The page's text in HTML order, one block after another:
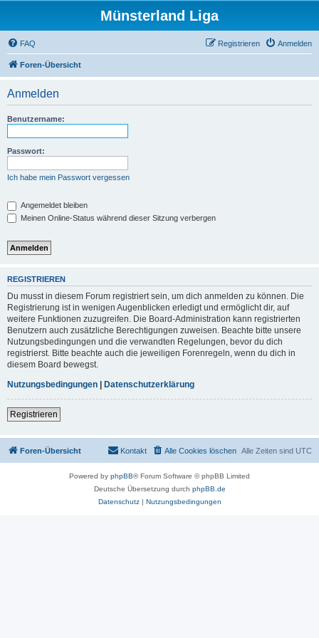
Münsterland Liga
FAQ Anmelden
Registrieren
Foren-Übersicht
Anmelden
Benutzername:
Passwort:
Ich habe mein Passwort vergessen
Angemeldet bleiben
Meinen Online-Status während dieser Sitzung verbergen
REGISTRIEREN
Du musst in diesem Forum registriert sein, um dich anmelden zu können. Die
Registrierung ist in wenigen Augenblicken erledigt und ermöglicht dir, auf
weitere Funktionen zuzugreifen. Die Board-Administration kann registrierten
Benutzern auch zusätzliche Berechtigungen zuweisen. Beachte bitte unsere
Nutzungsbedingungen und die verwandten Regelungen, bevor du dich
registrierst. Bitte beachte auch die jeweiligen Forenregeln, wenn du dich in
diesem Board bewegst.
Nutzungsbedingungen | Datenschutzerklärung
Registrieren
Foren-Übersicht Alle Zeiten sind UTC
Alle Cookies löschen
Kontakt
Powered by phpBB® Forum Software © phpBB Limited
Deutsche Übersetzung durch phpBB.de
Datenschutz| Nutzungsbedingungen